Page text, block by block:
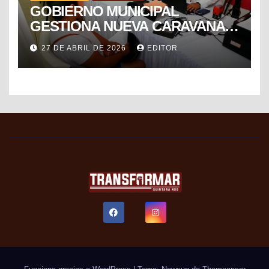
GOBIERNO MUNICIPAL
GESTIONA NUEVA CARAVANA
DE FORMALIZACIÓN Y
PROGRESO DEL SAT PARA
FACILITAR TRÁMITES FISCALES
27 DE ABRIL DE 2026 EDITOR